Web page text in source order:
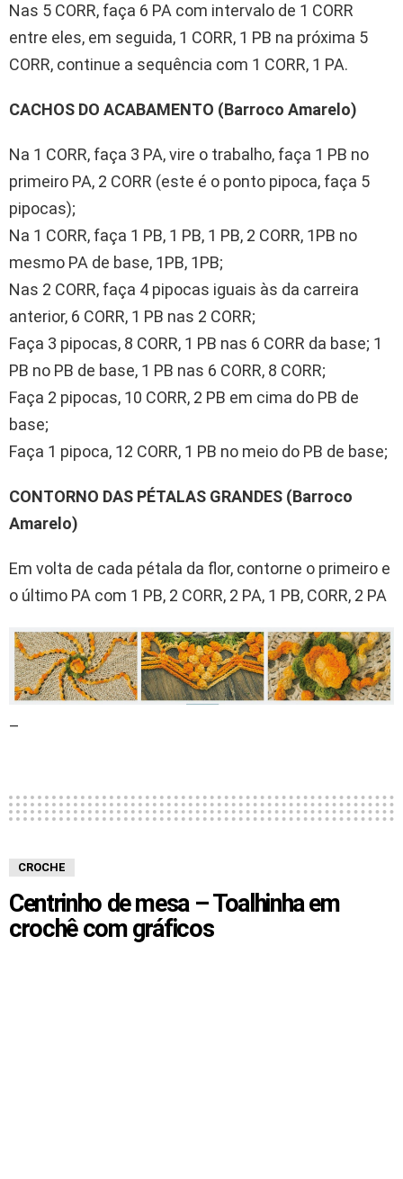
Nas 5 CORR, faça 6 PA com intervalo de 1 CORR
entre eles, em seguida, 1 CORR, 1 PB na próxima 5
CORR, continue a sequência com 1 CORR, 1 PA.
CACHOS DO ACABAMENTO (Barroco Amarelo)
Na 1 CORR, faça 3 PA, vire o trabalho, faça 1 PB no
primeiro PA, 2 CORR (este é o ponto pipoca, faça 5
pipocas);
Na 1 CORR, faça 1 PB, 1 PB, 1 PB, 2 CORR, 1PB no
mesmo PA de base, 1PB, 1PB;
Nas 2 CORR, faça 4 pipocas iguais às da carreira
anterior, 6 CORR, 1 PB nas 2 CORR;
Faça 3 pipocas, 8 CORR, 1 PB nas 6 CORR da base; 1
PB no PB de base, 1 PB nas 6 CORR, 8 CORR;
Faça 2 pipocas, 10 CORR, 2 PB em cima do PB de
base;
Faça 1 pipoca, 12 CORR, 1 PB no meio do PB de base;
CONTORNO DAS PÉTALAS GRANDES (Barroco
Amarelo)
Em volta de cada pétala da flor, contorne o primeiro e
o último PA com 1 PB, 2 CORR, 2 PA, 1 PB, CORR, 2 PA
–
CROCHE
Centrinho de mesa – Toalhinha em
crochê com gráficos